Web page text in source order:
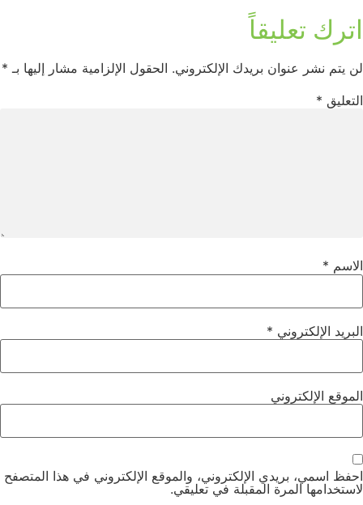
اترك تعليقاً
لن يتم نشر عنوان بريدك الإلكتروني. الحقول الإلزامية مشار إليها بـ *
التعليق *
الاسم *
البريد الإلكتروني *
الموقع الإلكتروني
احفظ اسمي، بريدي الإلكتروني، والموقع الإلكتروني في هذا المتصفح
لاستخدامها المرة المقبلة في تعليقي.